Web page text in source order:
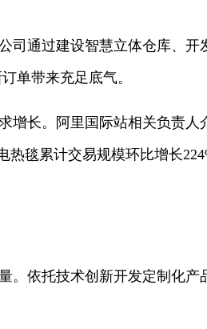
司通过建设智慧立体仓库、
单带来充足底气。
增长。阿里国际站相关负责
热毯累计交易规模环比增长
。依托技术创新开发定制化